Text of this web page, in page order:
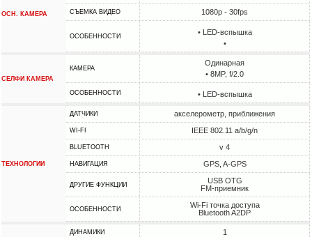
ОСН. КАМЕРА СЪЕМКА ВИДЕО 1080p - 30fps
ОСОБЕННОСТИ
• LED-вспышка
•
СЕЛФИ КАМЕРА
КАМЕРА
Одинарная
• 8MP, f/2.0
ОСОБЕННОСТИ • LED-вспышка
ТЕХНОЛОГИИ
ДАТЧИКИ акселерометр, приближения
WI-FI IEEE 802.11 a/b/g/n
BLUETOOTH v 4
НАВИГАЦИЯ GPS, A-GPS
ДРУГИЕ ФУНКЦИИ
USB OTG
FM-приемник
ОСОБЕННОСТИ
Wi-Fi точка доступа
Bluetooth A2DP
ДИНАМИКИ 1